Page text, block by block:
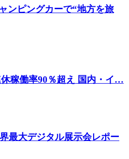
ンピングカーで“地方を旅
稼働率90％超え 国内・イ…
最大デジタル展示会レポー